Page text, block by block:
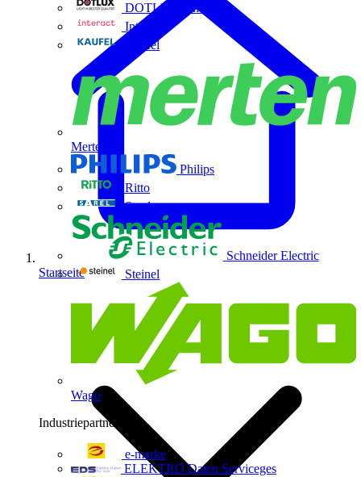
DOTLUX GmbH
Interact
Kaufel
Merten
Philips
Ritto
Sarel
Schneider Electric
Steinel
Wago
Industriepartner
e-marke
ELEKTRO Daten Serviceges
Startseite